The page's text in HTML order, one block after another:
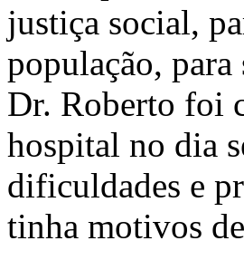
justiça social,
população,
Dr. Roberto foi
hospital no dia
dificuldades e
tinha motivos